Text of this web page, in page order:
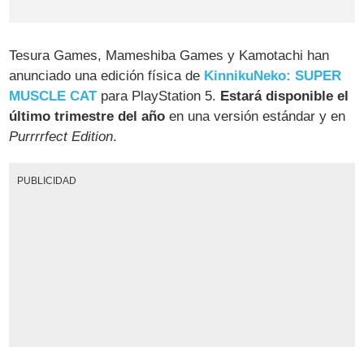
Tesura Games, Mameshiba Games y Kamotachi han
anunciado una edición física de KinnikuNeko: SUPER
MUSCLE CATpara PlayStation 5. Estará disponible el
último trimestre del año en una versión estándar y en
Purrrrfect Edition.
PUBLICIDAD